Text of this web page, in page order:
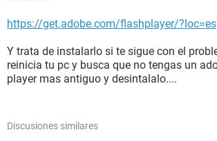
https://get.adobe.com/flashplayer/?loc=es
Y trata de instalarlo si te sigue con el
reinicia tu pc y busca que no tengas un
player mas antiguo y desintalalo....
Discusiones similares